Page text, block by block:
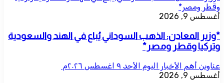
وقطر ومصر*
أغسطس 9, 2026
*وزير المعادن: الذهب السوداني يُباع في الهند والسعودية
وتركيا وقطر ومصر*
عناوين أهم الأخبار اليوم الأحد ٩ اغسطس ٢٠٢٦م ​
أغسطس 9, 2026